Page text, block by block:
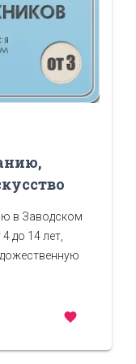
в Заводском
до 14 лет,